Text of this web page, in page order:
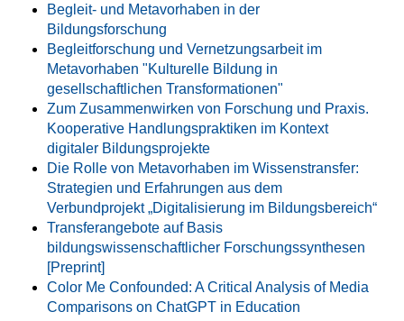
Begleit- und Metavorhaben in der
Bildungsforschung
Begleitforschung und Vernetzungsarbeit im
Metavorhaben "Kulturelle Bildung in
gesellschaftlichen Transformationen"
Zum Zusammenwirken von Forschung und Praxis.
Kooperative Handlungspraktiken im Kontext
digitaler Bildungsprojekte
Die Rolle von Metavorhaben im Wissenstransfer:
Strategien und Erfahrungen aus dem
Verbundprojekt „Digitalisierung im Bildungsbereich“
Transferangebote auf Basis
bildungswissenschaftlicher Forschungssynthesen
[Preprint]
Color Me Confounded: A Critical Analysis of Media
Comparisons on ChatGPT in Education